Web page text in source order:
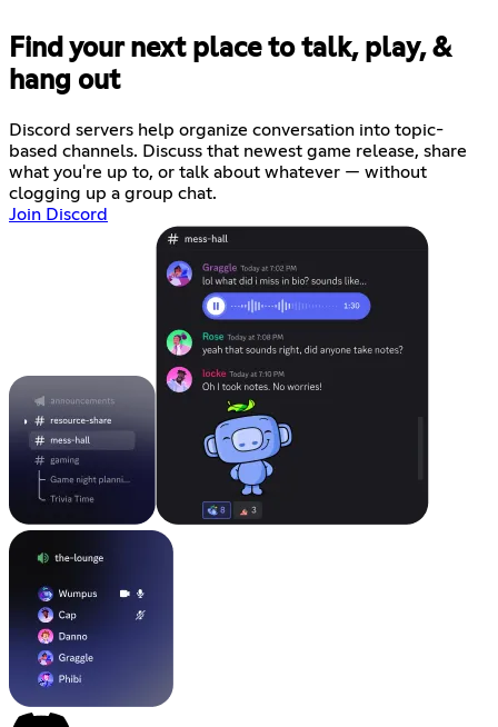
Find your next place to talk, play, &
hang out
Discord servers help organize conversation into topic-
based channels. Discuss that newest game release, share
what you're up to, or talk about whatever — without
clogging up a group chat.
Join Discord